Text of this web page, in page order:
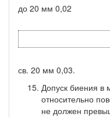
до 20 мм 0,02
св. 20 мм 0,03.
Допуск биения в
относительно
не должен